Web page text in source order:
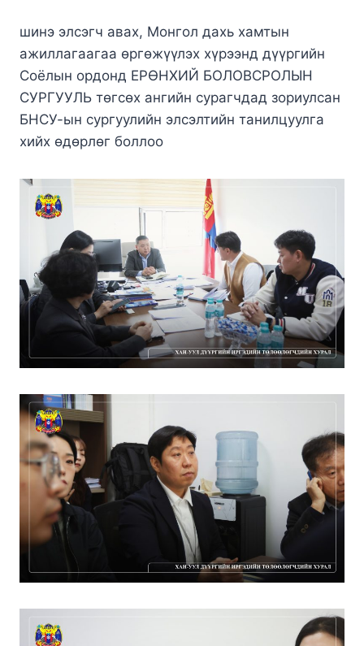
шинэ элсэгч авах, Монгол дахь хамтын
ажиллагаагаа өргөжүүлэх хүрээнд дүүргийн
Соёлын ордонд ЕРӨНХИЙ БОЛОВСРОЛЫН
СУРГУУЛЬ төгсөх ангийн сурагчдад зориулсан
БНСУ-ын сургуулийн элсэлтийн танилцуулга
хийх өдөрлөг боллоо